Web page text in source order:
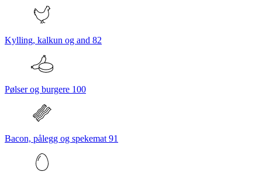
Kylling, kalkun og and 82
Pølser og burgere 100
Bacon, pålegg og spekemat 91